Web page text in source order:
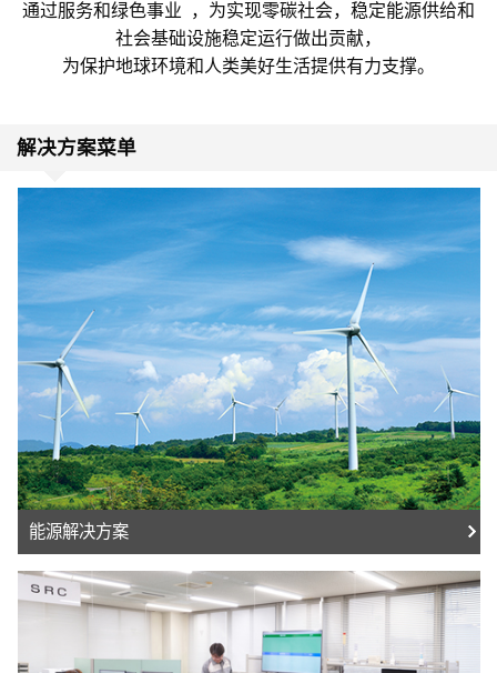
通过服务和绿色事业 ，为实现零碳社会，稳定能源供给和
社会基础设施稳定运行做出贡献，
为保护地球环境和人类美好生活提供有力支撑。
解决方案菜单
能源解决方案